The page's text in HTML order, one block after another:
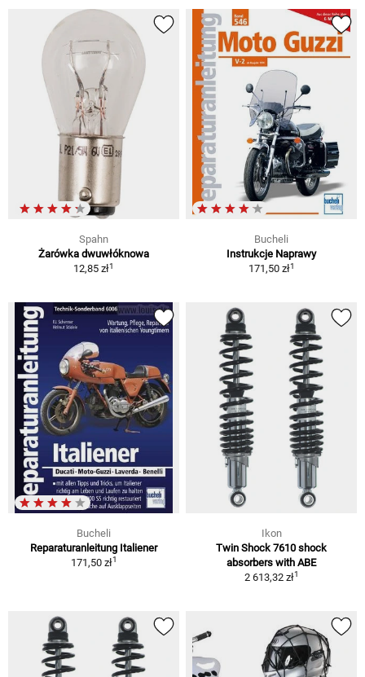
Spahn
Żarówka dwuwłóknowa
12,85 zł1
Bucheli
Instrukcje Naprawy
171,50 zł1
Bucheli
Reparaturanleitung Italiener
171,50 zł1
Ikon
Twin Shock 7610 shock
absorbers with ABE
2 613,32 zł1